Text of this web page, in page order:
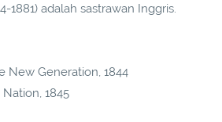
1881) adalah sastrawan Inggris.
New Generation, 1844
1845